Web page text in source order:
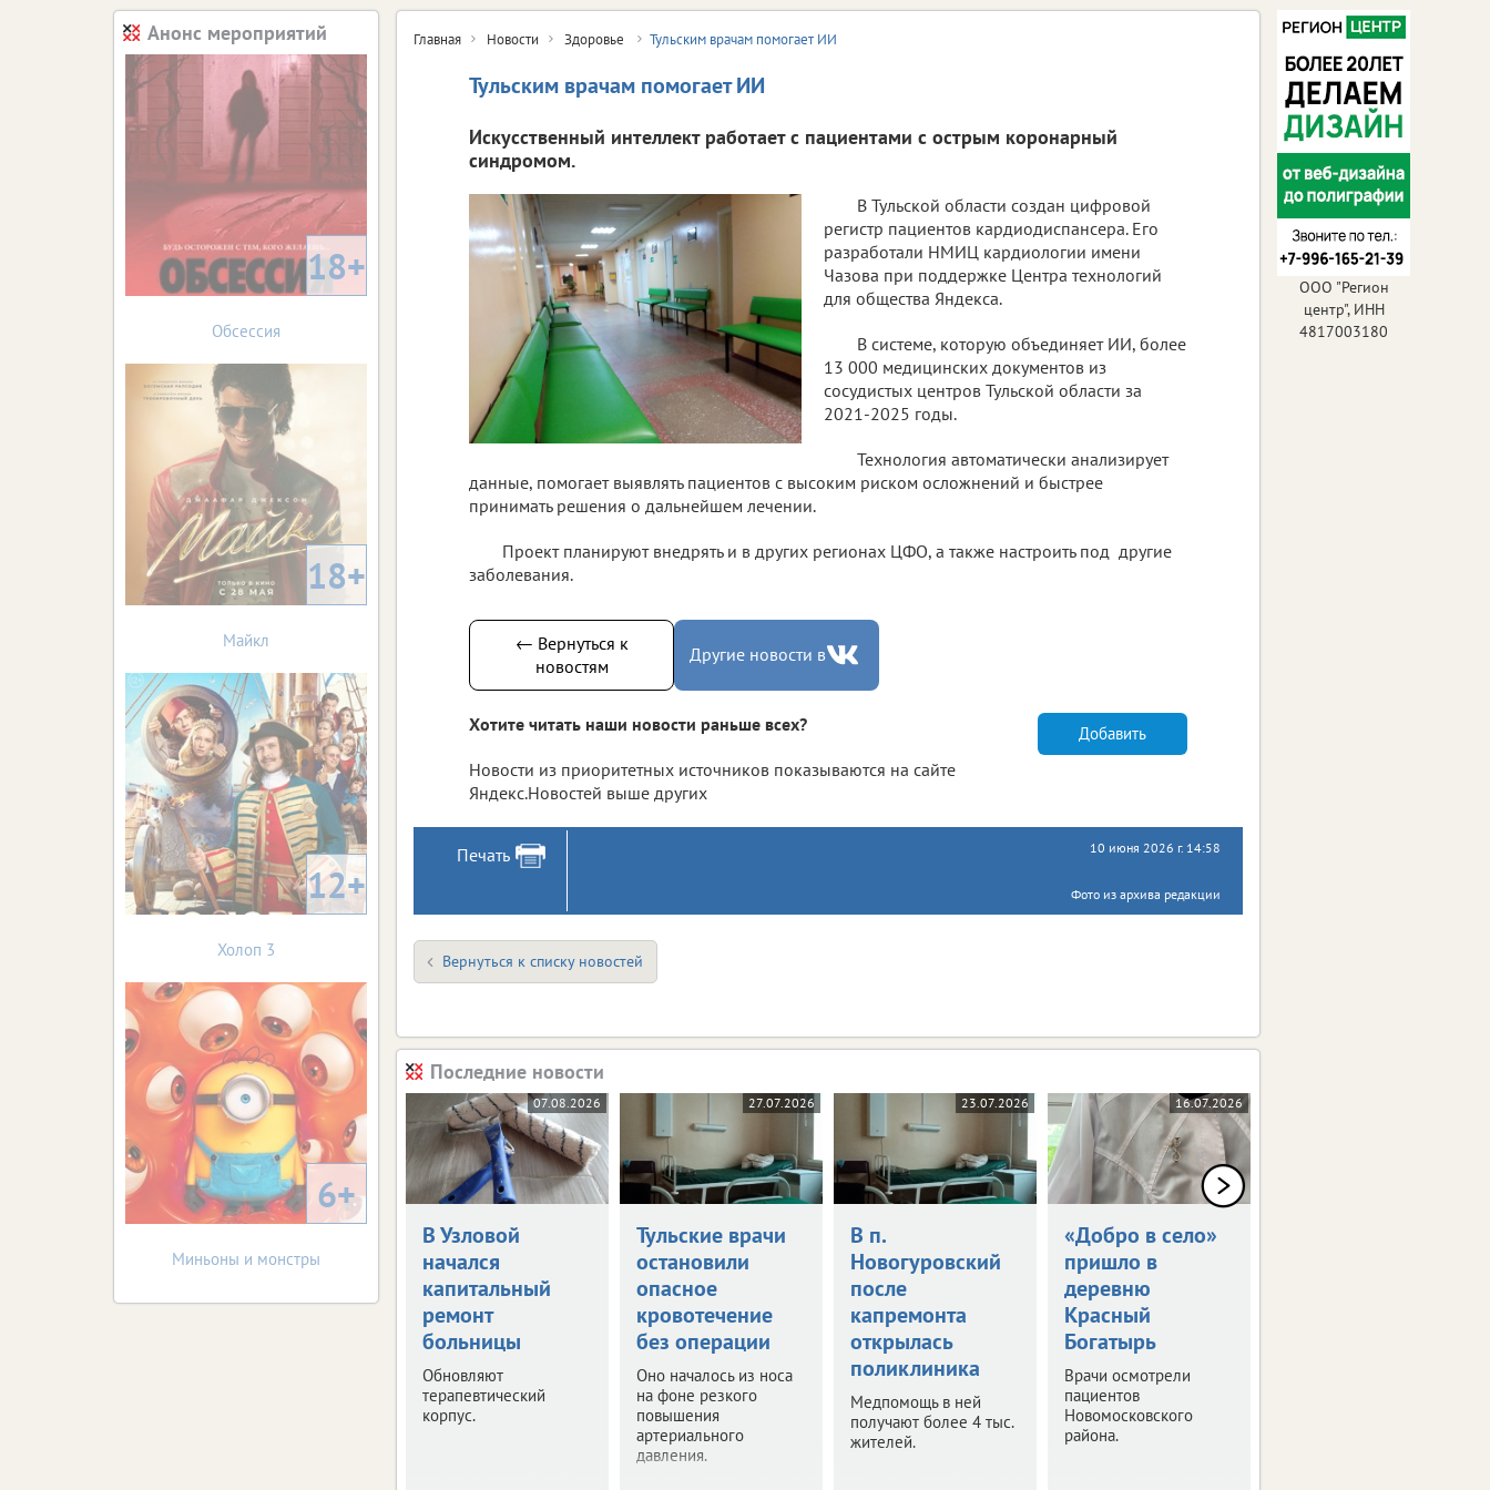
Главная Новости Здоровье Тульским врачам помогает ИИ
Тульским врачам помогает ИИ
Искусственный интеллект работает с пациентами с острым коронарный
синдромом.
В Тульской области создан цифровой
регистр пациентов кардиодиспансера. Его
разработали НМИЦ кардиологии имени
Чазова при поддержке Центра технологий
для общества Яндекса.
В системе, которую объединяет ИИ, более
13 000 медицинских документов из
сосудистых центров Тульской области за
2021-2025 годы.
Технология автоматически анализирует
данные, помогает выявлять пациентов с высоким риском осложнений и быстрее
принимать решения о дальнейшем лечении.
Проект планируют внедрять и в других регионах ЦФО, а также настроить под другие
заболевания.
← Вернуться к
новостям
Другие новости в
Хотите читать наши новости раньше всех?
Новости из приоритетных источников показываются на сайте
Яндекс.Новостей выше других
Добавить
Печать 10 июня 2026 г. 14:58
Фото из архива редакции
Вернуться к списку новостей
Последние новости
07.08.2026
В Узловой
начался
капитальный
ремонт
больницы
Обновляют
терапевтический
корпус.
27.07.2026
Тульские врачи
остановили
опасное
кровотечение
без операции
Оно началось из носа
на фоне резкого
повышения
артериального
давления.
23.07.2026
В п.
Новогуровский
после
капремонта
открылась
поликлиника
Медпомощь в ней
получают более 4 тыс.
жителей.
16.07.2026
«Добро в село»
пришло в
деревню
Красный
Богатырь
Врачи осмотрели
пациентов
Новомосковского
района.
Анонс мероприятий
18+
Обсессия
18+
Майкл
12+
Холоп 3
6+
Миньоны и монстры
ООО "Регион
центр", ИНН
4817003180